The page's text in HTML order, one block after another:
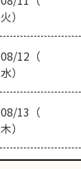
火）
08/12（
水）
08/13（
木）